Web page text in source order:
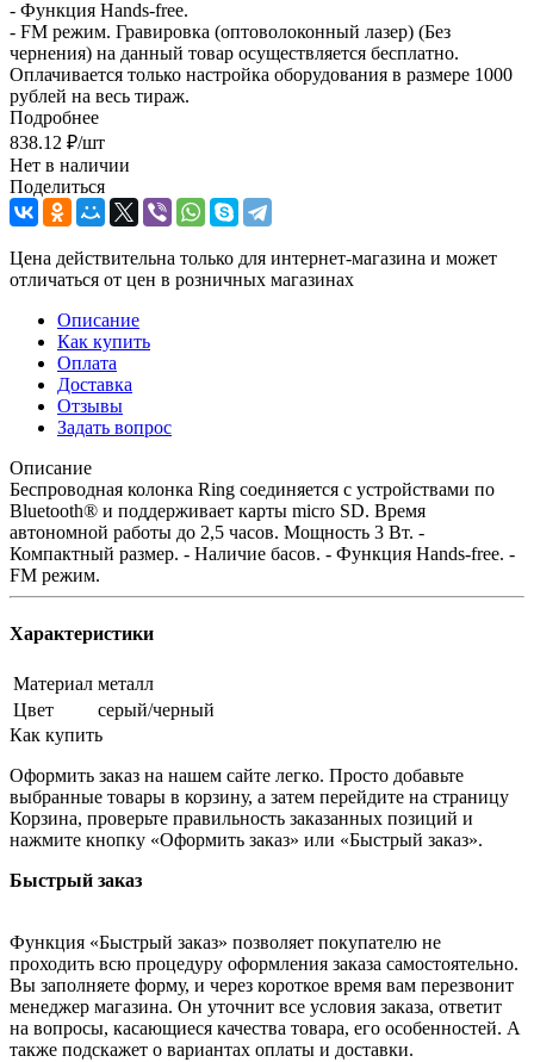
- Функция Hands-free.
- FM режим. Гравировка (оптоволоконный лазер) (Без
чернения) на данный товар осуществляется бесплатно.
Оплачивается только настройка оборудования в размере 1000
рублей на весь тираж.
Подробнее
838.12 ₽/шт
Нет в наличии
Поделиться
Цена действительна только для интернет-магазина и может
отличаться от цен в розничных магазинах
Описание
Как купить
Оплата
Доставка
Отзывы
Задать вопрос
Описание
Беспроводная колонка Ring соединяется с устройствами по
Bluetooth® и поддерживает карты micro SD. Время
автономной работы до 2,5 часов. Мощность 3 Вт. -
Компактный размер. - Наличие басов. - Функция Hands-free. -
FM режим.
Характеристики
Материал металл
Цвет
серый/черный
Как купить
Оформить заказ на нашем сайте легко. Просто добавьте
выбранные товары в корзину, а затем перейдите на страницу
Корзина, проверьте правильность заказанных позиций и
нажмите кнопку «Оформить заказ» или «Быстрый заказ».
Быстрый заказ
Функция «Быстрый заказ» позволяет покупателю не
проходить всю процедуру оформления заказа самостоятельно.
Вы заполняете форму, и через короткое время вам перезвонит
менеджер магазина. Он уточнит все условия заказа, ответит
на вопросы, касающиеся качества товара, его особенностей. А
также подскажет о вариантах оплаты и доставки.